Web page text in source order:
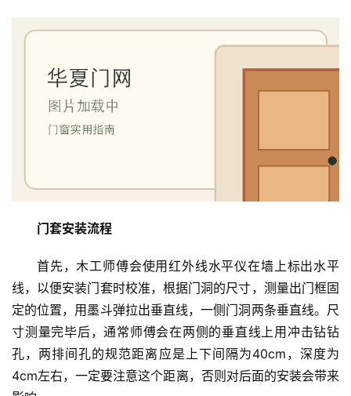
门套安装流程
首先，木工师傅会使用红外线水平仪在墙上标出水平
线，以便安装门套时校准，根据门洞的尺寸，测量出门框固
定的位置，用墨斗弹拉出垂直线，一侧门洞两条垂直线。尺
寸测量完毕后，通常师傅会在两侧的垂直线上用冲击钻钻
孔，两排间孔的规范距离应是上下间隔为40cm，深度为
4cm左右，一定要注意这个距离，否则对后面的安装会带来